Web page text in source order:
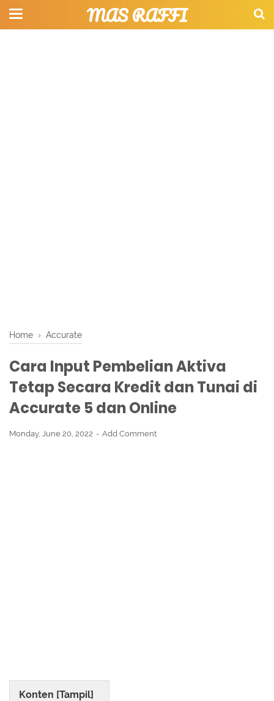
MAS RAFFI
Home › Accurate
Cara Input Pembelian Aktiva
Tetap Secara Kredit dan Tunai di
Accurate 5 dan Online
Monday, June 20, 2022 Add Comment
Konten [Tampil]